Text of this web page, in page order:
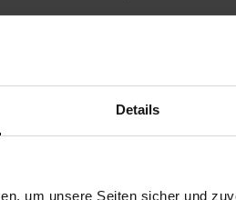
Details
um unsere Seiten sicher und
Angabe